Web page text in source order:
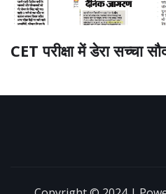
CET परीक्षा में डेरा सच्चा